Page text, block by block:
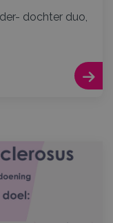
dochter duo,